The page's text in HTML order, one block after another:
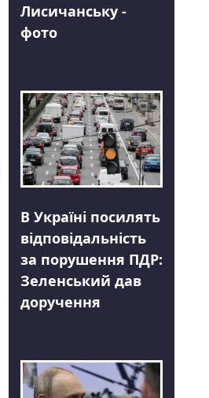
Лисичанську -
фото
В Україні посилять
відповідальність
за порушення ПДР:
Зеленський дав
доручення